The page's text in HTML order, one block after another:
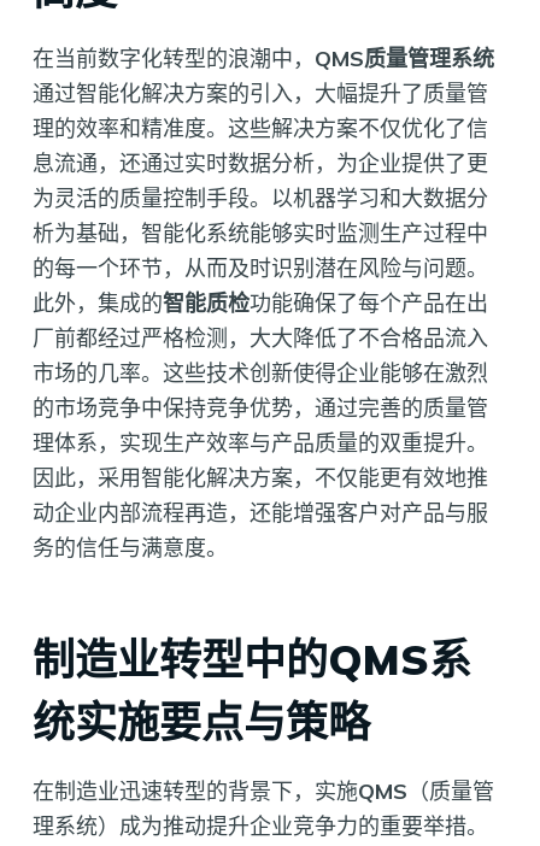
在当前数字化转型的浪潮中， QMS质量管理系统
通过智能化解决方案的引入，大幅提升了质量管
理的效率和精准度。这些解决方案不仅优化了信
息流通，还通过实时数据分析，为企业提供了更
为灵活的质量控制手段。以机器学习和大数据分
析为基础，智能化系统能够实时监测生产过程中
的每一个环节，从而及时识别潜在风险与问题。
此外，集成的智能质检功能确保了每个产品在出
厂前都经过严格检测，大大降低了不合格品流入
市场的几率。这些技术创新使得企业能够在激烈
的市场竞争中保持竞争优势，通过完善的质量管
理体系，实现生产效率与产品质量的双重提升。
因此，采用智能化解决方案，不仅能更有效地推
动企业内部流程再造，还能增强客户对产品与服
务的信任与满意度。
制造业转型中的QMS系
统实施要点与策略
在制造业迅速转型的背景下，实施QMS （质量管
理系统）成为推动提升企业竞争力的重要举措。